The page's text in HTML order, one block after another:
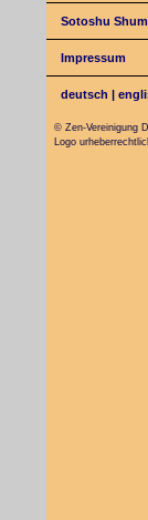
Sotoshu
Impressum
deutsch |
© Zen-Vereinigung
Logo